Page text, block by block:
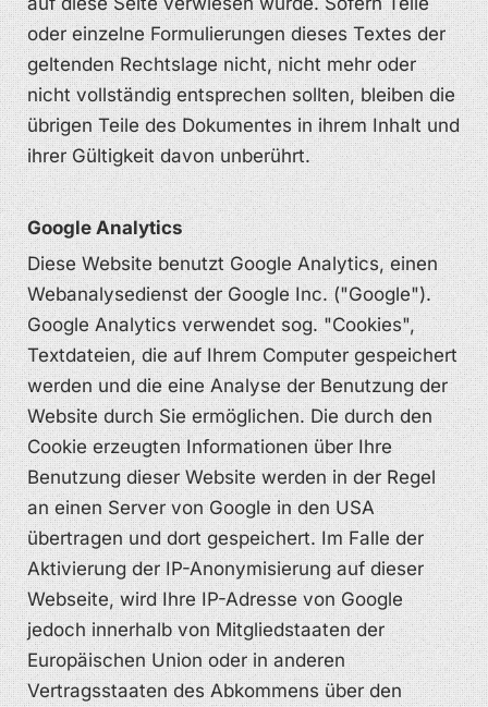
oder einzelne Formulierungen dieses Textes der
geltenden Rechtslage nicht, nicht mehr oder
nicht vollständig entsprechen sollten, bleiben die
übrigen Teile des Dokumentes in ihrem Inhalt und
ihrer Gültigkeit davon unberührt.
Google Analytics
Diese Website benutzt Google Analytics, einen
Webanalysedienst der Google Inc. ("Google").
Google Analytics verwendet sog. "Cookies",
Textdateien, die auf Ihrem Computer gespeichert
werden und die eine Analyse der Benutzung der
Website durch Sie ermöglichen. Die durch den
Cookie erzeugten Informationen über Ihre
Benutzung dieser Website werden in der Regel
an einen Server von Google in den USA
übertragen und dort gespeichert. Im Falle der
Aktivierung der IP-Anonymisierung auf dieser
Webseite, wird Ihre IP-Adresse von Google
jedoch innerhalb von Mitgliedstaaten der
Europäischen Union oder in anderen
Vertragsstaaten des Abkommens über den